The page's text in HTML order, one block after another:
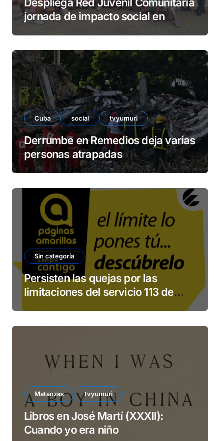
jornada de impacto social en
Cuba social tvyumuri
Derrumbe en Remedios deja varias
personas atrapadas
Sin categoría
Persisten las quejas por las
limitaciones del servicio 113 de
Matanzas tvyumuri
Libros en José Martí (XXXII):
Cuando yo era niño